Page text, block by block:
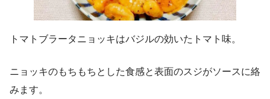
トマトブラータニョッキはバジルの効いたトマト味。
ニョッキのもちもちとした食感と表面のスジがソースに絡
みます。